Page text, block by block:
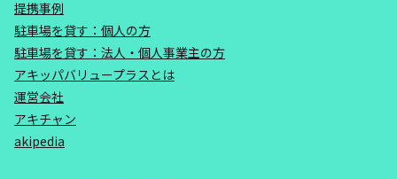
提携事例
駐車場を貸す：個人の方
駐車場を貸す：法人・個人事業主の方
アキッパバリュープラスとは
運営会社
アキチャン
akipedia